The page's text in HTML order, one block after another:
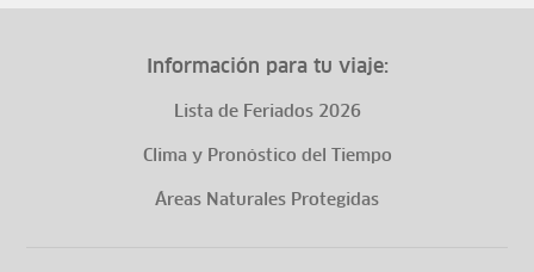
Información para tu viaje:
Lista de Feriados 2026
Clima y Pronóstico del Tiempo
Áreas Naturales Protegidas